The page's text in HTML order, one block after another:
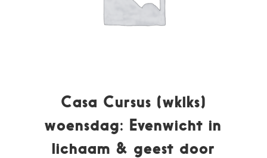
Casa Cursus (wklks)
woensdag: Evenwicht in
lichaam & geest door